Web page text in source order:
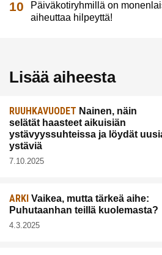
Päiväkotiryhmillä on
aiheuttaa hilpeyttä!
Lisää aiheesta
RUUHKAVUODET Nainen, näin
selätät haasteet aikuisiän
ystävyyssuhteissa ja löydät
ystäviä
7.10.2025
ARKI Vaikea, mutta tärkeä aihe:
Puhutaanhan teillä kuolemasta?
4.3.2025